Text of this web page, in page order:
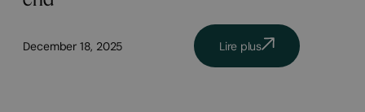
December 18, 2025 Lire plus